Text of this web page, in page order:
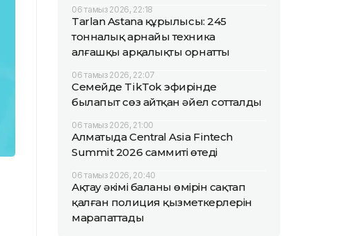
06 тамыз 2026, 22:18
Tarlan Astana құрылысы: 245
тонналық арнайы техника
алғашқы арқалықты орнатты
06 тамыз 2026, 22:07
Семейде TikTok эфирінде
былапыт сөз айтқан әйел сотталды
06 тамыз 2026, 21:00
Алматыда Central Asia Fintech
Summit 2026 саммиті өтеді
06 тамыз 2026, 20:40
Ақтау әкімі баланың өмірін сақтап
қалған полиция қызметкерлерін
марапаттады